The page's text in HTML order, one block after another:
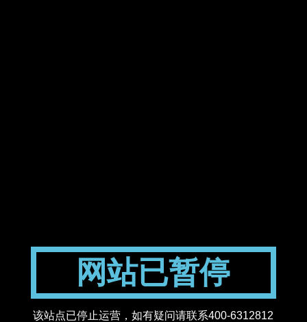
网站已暂停
该站点已停止运营，如有疑问请联系400-6312812